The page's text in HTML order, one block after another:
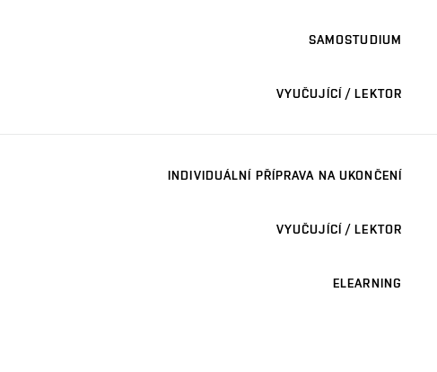
SAMOSTUDIUM
VYUČUJÍCÍ / LEKTOR
INDIVIDUÁLNÍ PŘÍPRAVA NA UKONČENÍ
VYUČUJÍCÍ / LEKTOR
ELEARNING